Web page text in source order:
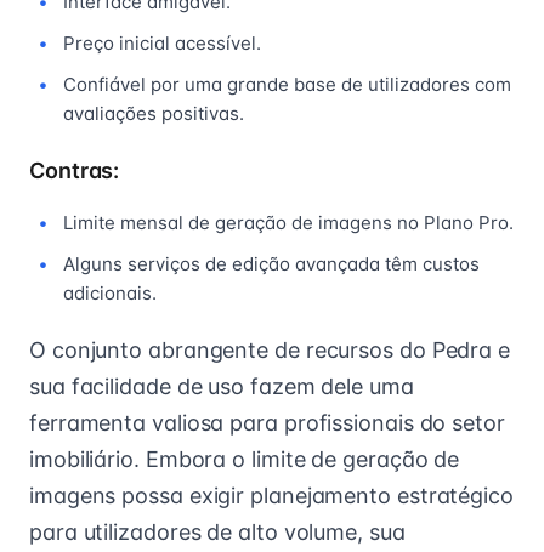
Preço inicial acessível.
Confiável por uma grande base de utilizadores com
avaliações positivas.
Contras:
Limite mensal de geração de imagens no Plano Pro.
Alguns serviços de edição avançada têm custos
adicionais.
O conjunto abrangente de recursos do Pedra e
sua facilidade de uso fazem dele uma
ferramenta valiosa para profissionais do setor
imobiliário. Embora o limite de geração de
imagens possa exigir planejamento estratégico
para utilizadores de alto volume, sua